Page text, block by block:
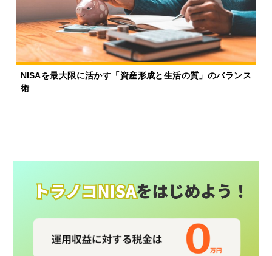
NISAを最大限に活かす「資産形成と生活の質」のバランス
術